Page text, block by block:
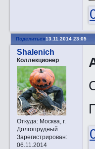
Поделиться13.11.2014 23:05
Shalenich
Коллекционер
Откуда:Москва, г.
Долгопрудный
Зарегистрирован:
06.11.2014